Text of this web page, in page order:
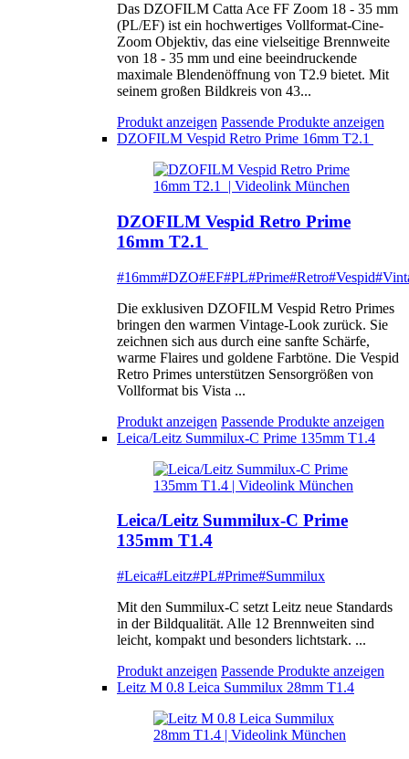
Das DZOFILM Catta Ace FF Zoom 18 - 35 mm
(PL/EF) ist ein hochwertiges Vollformat-Cine-
Zoom Objektiv, das eine vielseitige Brennweite
von 18 - 35 mm und eine beeindruckende
maximale Blendenöffnung von T2.9 bietet. Mit
seinem großen Bildkreis von 43...
Produkt anzeigen Passende Produkte anzeigen
DZOFILM Vespid Retro Prime 16mm T2.1
DZOFILM Vespid Retro Prime
16mm T2.1
#16mm#DZO#EF#PL#Prime#Retro#Vespid
Die exklusiven DZOFILM Vespid Retro Primes
bringen den warmen Vintage-Look zurück. Sie
zeichnen sich aus durch eine sanfte Schärfe,
warme Flaires und goldene Farbtöne. Die Vespid
Retro Primes unterstützen Sensorgrößen von
Vollformat bis Vista ...
Produkt anzeigen Passende Produkte anzeigen
Leica/Leitz Summilux-C Prime 135mm T1.4
Leica/Leitz Summilux-C Prime
135mm T1.4
#Leica#Leitz#PL#Prime#Summilux
Mit den Summilux-C setzt Leitz neue Standards
in der Bildqualität. Alle 12 Brennweiten sind
leicht, kompakt und besonders lichtstark. ...
Produkt anzeigen Passende Produkte anzeigen
Leitz M 0.8 Leica Summilux 28mm T1.4